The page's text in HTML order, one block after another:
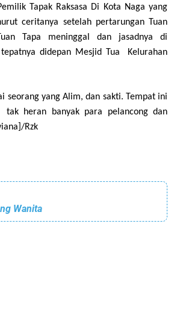
Tapak Raksasa Di Kota Naga yang
ceritanya setelah pertarungan Tuan
Tapa meninggal dan jasadnya di
tepatnya didepan Mesjid Tua
Kelurahan
seorang yang Alim, dan sakti. Tempat ini
tak heran banyak para pelancongdan
/Rzk
Wanita